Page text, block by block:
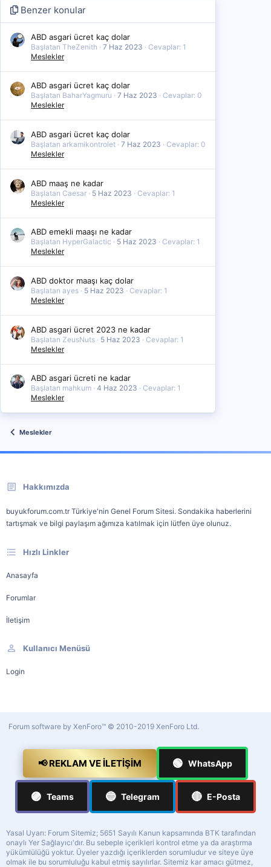
Benzer konular
ABD asgari ücret kaç dolar
Başlatan TheZenith 7 Haz 2023
Cevaplar: 1
Meslekler
ABD asgari ücret kaç dolar
Başlatan BaharYagmuru 7 Haz 2023
Cevaplar: 0
Meslekler
ABD asgari ücret kaç dolar
Başlatan arkamikontrolet 7 Haz 2023
Cevaplar: 0
Meslekler
ABD maaş ne kadar
Başlatan Caesar 5 Haz 2023
Cevaplar: 1
Meslekler
ABD emekli maaşı ne kadar
Başlatan HyperGalactic 5 Haz 2023
Cevaplar: 1
Meslekler
ABD doktor maaşı kaç dolar
Başlatan ayes 5 Haz 2023
Cevaplar: 1
Meslekler
ABD asgari ücret 2023 ne kadar
Başlatan ZeusNuts 5 Haz 2023
Cevaplar: 1
Meslekler
ABD asgari ücreti ne kadar
Başlatan mahkum 4 Haz 2023
Cevaplar: 1
Meslekler
Meslekler
Hakkımızda
buyukforum.com.tr Türkiye'nin Genel Forum Sitesi. Sondakika haberlerini
tartışmak ve bilgi paylaşım ağımıza katılmak için lütfen üye olunuz.
Hızlı Linkler
Anasayfa
Forumlar
İletişim
Kullanıcı Menüsü
Login
Forum software by XenForo™ © 2010-2019 XenForo Ltd.
📢 REKLAM VE İLETIŞIM 🟢 WhatsApp
🟣 Teams 🔵 Telegram 🔴 E-Posta
Yasal Uyarı: Forum Sitemiz; 5651 Sayılı Kanun kapsamında BTK tarafından
onaylı Yer Sağlayıcı'dır. Bu sebeple içerikleri kontrol etme ya da araştırma
yükümlülüğü yoktur. Üyeler yazdığı içeriklerden sorumludur ve siteye üye
olmak ile bu sorumluluğu kabul etmiş sayılırlar. Sitemiz kar amacı gütmez,